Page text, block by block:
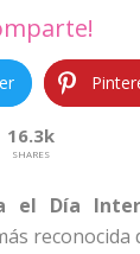
16.3k
SHARES
el Día
reconocida